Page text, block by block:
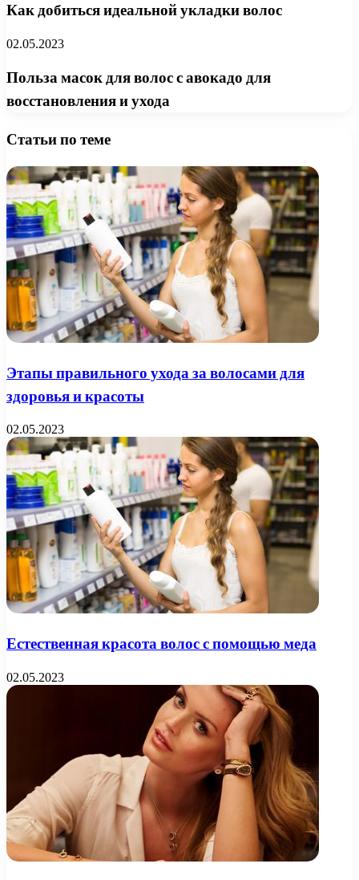
Как добиться идеальной укладки волос
02.05.2023
Польза масок для волос с авокадо для
восстановления и ухода
Статьи по теме
Этапы правильного ухода за волосами для
здоровья и красоты
02.05.2023
Естественная красота волос с помощью меда
02.05.2023